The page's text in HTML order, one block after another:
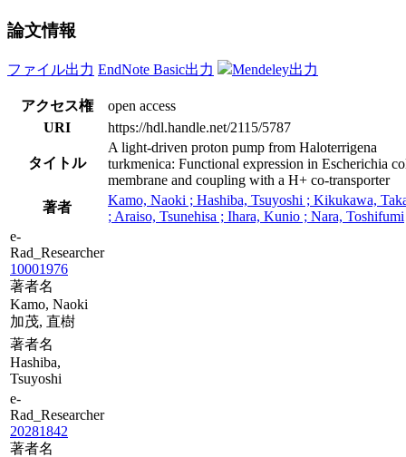
論文情報
ファイル出力 EndNote Basic出力 Mendeley出力
アクセス権
open access
URI
https://hdl.handle.net/2115/5787
タイトル
A light-driven proton pump from Haloterrigena
turkmenica: Functional expression in Escherichia
membrane and coupling with a H+ co-transporter
著者
Kamo, Naoki ; Hashiba, Tsuyoshi ; Kikukawa,
; Araiso, Tsunehisa ; Ihara, Kunio ; Nara, Toshifumi
e-
Rad_Researcher
10001976
著者名
Kamo, Naoki
加茂, 直樹
著者名
Hashiba,
Tsuyoshi
e-
Rad_Researcher
20281842
著者名